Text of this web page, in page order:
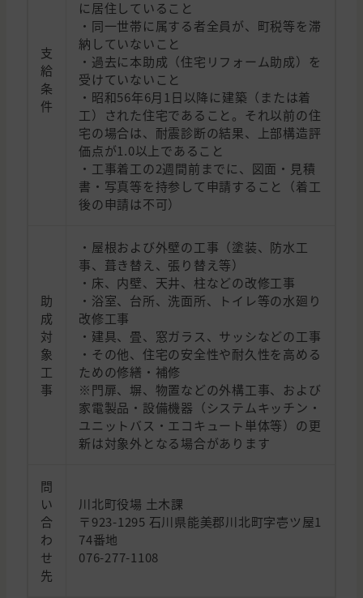
支
給
条
件
に居住していること
・同一世帯に属する者全員が、町税等を滞
納していないこと
・過去に本助成（住宅リフォーム助成）を
受けていないこと
・昭和56年6月1日以降に建築（または着
工）された住宅であること。それ以前の住
宅の場合は、耐震診断の結果、上部構造評
価点が1.0以上であること
・工事着工の2週間前までに、図面・見積
書・写真等を持参して申請すること（着工
後の申請は不可）
助
成
対
象
工
事
・屋根および外壁の工事（塗装、防水工
事、葺き替え、張り替え等）
・床、内壁、天井、柱などの改修工事
・浴室、台所、洗面所、トイレ等の水廻り
改修工事
・建具、畳、窓ガラス、サッシなどの工事
・その他、住宅の安全性や耐久性を高める
ための修繕・補修
※門扉、塀、物置などの外構工事、および
家電製品・設備機器（システムキッチン・
ユニットバス・エコキュート単体等）の更
新は対象外となる場合があります
問
い
合
わ
せ
先
川北町役場 土木課
〒923-1295 石川県能美郡川北町字壱ツ屋1
74番地
076-277-1108